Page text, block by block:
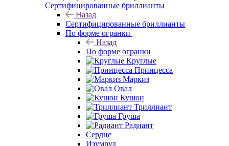
Сертифицированные бриллианты
Назад
Сертифицированные бриллианты
По форме огранки
Назад
По форме огранки
Круглые
Принцесса
Маркиз
Овал
Кушон
Триллиант
Груша
Радиант
Сердце
Изумруд